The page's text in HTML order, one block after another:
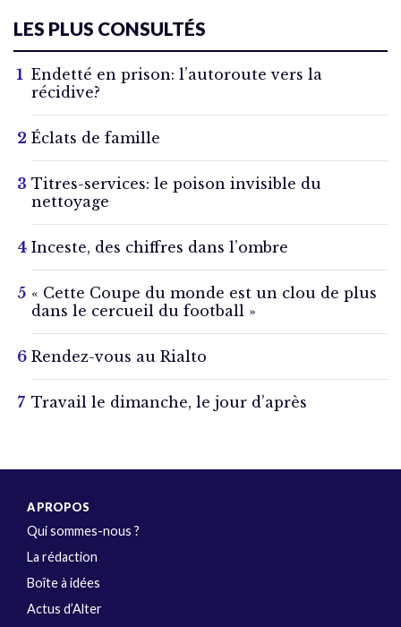
LES PLUS CONSULTÉS
Endetté en prison: l’autoroute vers la
récidive?
Éclats de famille
Titres-services: le poison invisible du
nettoyage
Inceste, des chiffres dans l’ombre
« Cette Coupe du monde est un clou de plus
dans le cercueil du football »
Rendez-vous au Rialto
Travail le dimanche, le jour d’après
A PROPOS
Qui sommes-nous ?
La rédaction
Boîte à idées
Actus d’Alter